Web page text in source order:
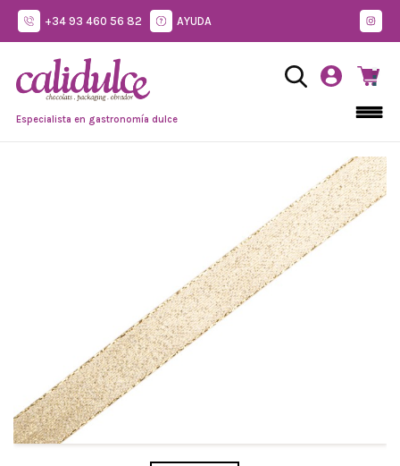
+34 93 460 56 82 AYUDA
Especialista en gastronomía dulce